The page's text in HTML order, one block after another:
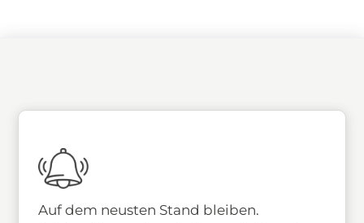
Auf dem neusten Stand bleiben.